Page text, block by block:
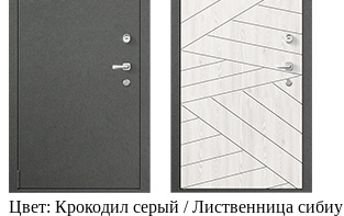
Цвет: Крокодил серый / Лиственница сибиу